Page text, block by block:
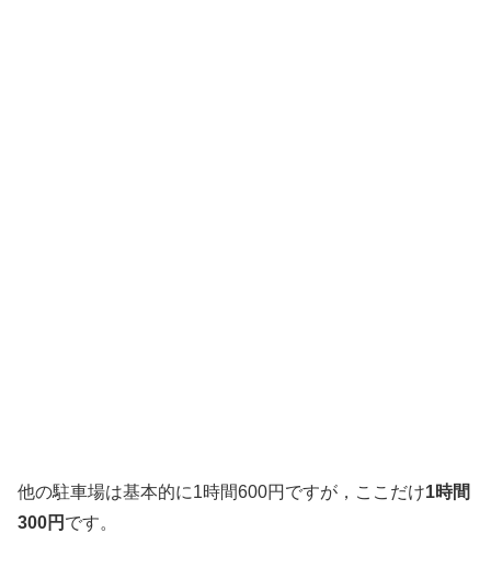
他の駐車場は基本的に1時間600円ですが，ここだけ1時間
300円 です。